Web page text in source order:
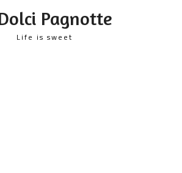
Pagnotte
Life is sweet